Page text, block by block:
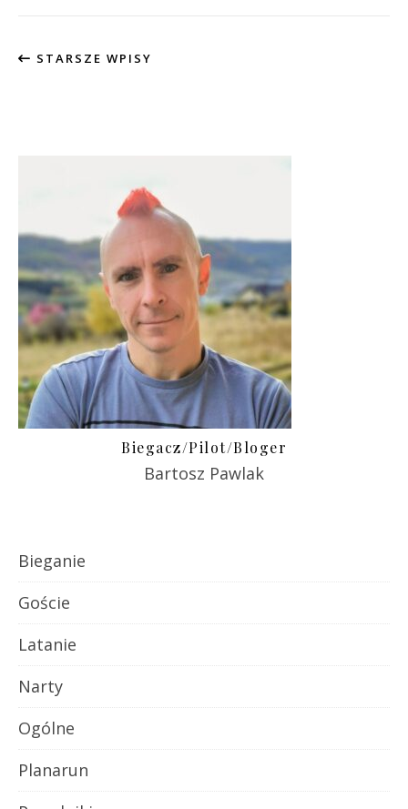
STARSZE WPISY
Biegacz/Pilot/Bloger
Bartosz Pawlak
Bieganie
Goście
Latanie
Narty
Ogólne
Planarun